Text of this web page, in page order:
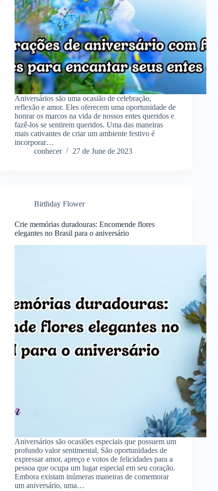
Aniversários são uma ocasião de celebração,
reflexão e amor. Eles oferecem uma oportunidade de
honrar os marcos na vida de nossos entes queridos e
fazê-los se sentirem queridos. Uma das maneiras
mais cativantes de criar um ambiente festivo é
incorporar…
conhecer
27 de June de 2023
Birthday Flower
Crie memórias duradouras: Encomende flores
elegantes no Brasil para o aniversário
Aniversários são ocasiões especiais que possuem um
profundo valor sentimental. São oportunidades de
expressar amor, apreço e votos de felicidades para a
pessoa que ocupa um lugar especial em seu coração.
Embora existam inúmeras maneiras de comemorar
um aniversário, uma…